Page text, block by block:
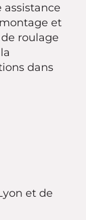
assistance
et
roulage
dans
et de